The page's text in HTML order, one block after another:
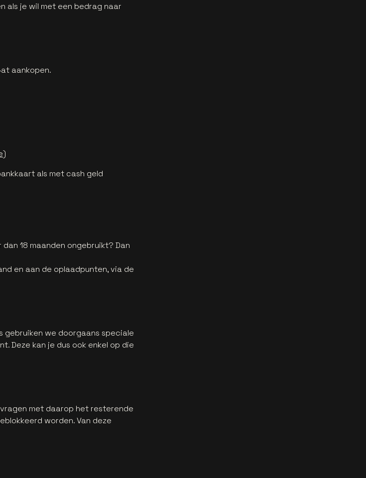
als je wil met een bedrag naar
aankopen.
)
als met cash geld
18 maanden ongebruikt? Dan
en aan de oplaadpunten, via de
gebruiken we doorgaans speciale
Deze kan je dus ook enkel op die
met daarop het resterende
worden. Van deze